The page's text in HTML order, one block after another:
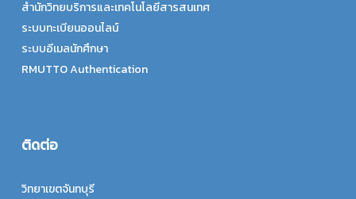
สำนักวิทยบริการและเทคโนโลยีสารสนเทศ
ระบบทะเบียนออนไลน์
ระบบอีเมลนักศึกษา
RMUTTO Authentication
ติดต่อ
วิทยาเขตจันทบุรี